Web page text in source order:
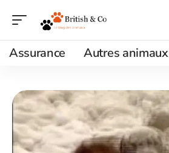
Assurance Autres animaux